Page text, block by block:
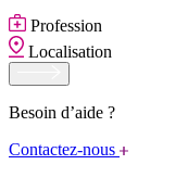
Profession
Localisation
Besoin d’aide ?
Contactez-nous